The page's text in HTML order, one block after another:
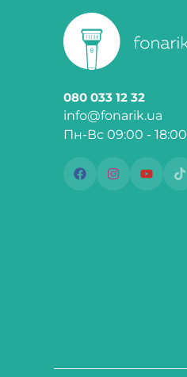
080 033 12 32
info@fonarik.ua
Пн-Вс 09:00 - 18:00